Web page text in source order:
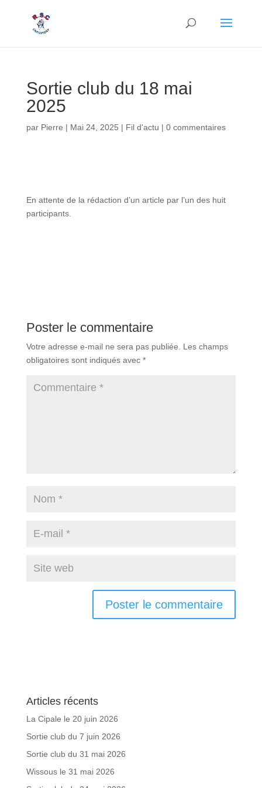
Sortie club du 18 mai
2025
par Pierre | Mai 24, 2025 | Fil d'actu | 0 commentaires
En attente de la rédaction d’un article par l’un des huit
participants.
Poster le commentaire
Votre adresse e-mail ne sera pas publiée.
Les champs
obligatoires sont indiqués avec *
Articles récents
La Cipale le 20 juin 2026
Sortie club du 7 juin 2026
Sortie club du 31 mai 2026
Wissous le 31 mai 2026